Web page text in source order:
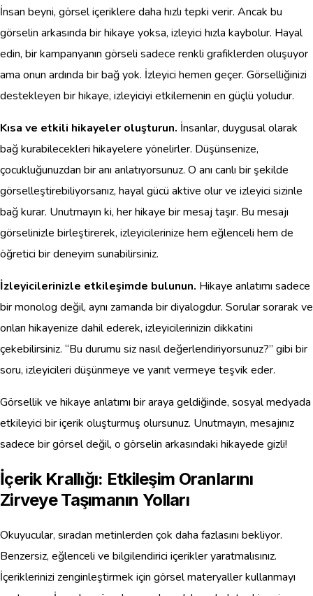
İnsan beyni, görsel içeriklere daha hızlı tepki verir. Ancak bu
görselin arkasında bir hikaye yoksa, izleyici hızla kaybolur. Hayal
edin, bir kampanyanın görseli sadece renkli grafiklerden oluşuyor
ama onun ardında bir bağ yok. İzleyici hemen geçer. Görselliğinizi
destekleyen bir hikaye, izleyiciyi etkilemenin en güçlü yoludur.
Kısa ve etkili hikayeler oluşturun. İnsanlar, duygusal olarak
bağ kurabilecekleri hikayelere yönelirler. Düşünsenize,
çocukluğunuzdan bir anı anlatıyorsunuz. O anı canlı bir şekilde
görselleştirebiliyorsanız, hayal gücü aktive olur ve izleyici sizinle
bağ kurar. Unutmayın ki, her hikaye bir mesaj taşır. Bu mesajı
görselinizle birleştirerek, izleyicilerinize hem eğlenceli hem de
öğretici bir deneyim sunabilirsiniz.
İzleyicilerinizle etkileşimde bulunun. Hikaye anlatımı sadece
bir monolog değil, aynı zamanda bir diyalogdur. Sorular sorarak ve
onları hikayenize dahil ederek, izleyicilerinizin dikkatini
çekebilirsiniz. “Bu durumu siz nasıl değerlendiriyorsunuz?” gibi bir
soru, izleyicileri düşünmeye ve yanıt vermeye teşvik eder.
Görsellik ve hikaye anlatımı bir araya geldiğinde, sosyal medyada
etkileyici bir içerik oluşturmuş olursunuz. Unutmayın, mesajınız
sadece bir görsel değil, o görselin arkasındaki hikayede gizli!
İçerik Krallığı: Etkileşim Oranlarını
Zirveye Taşımanın Yolları
Okuyucular, sıradan metinlerden çok daha fazlasını bekliyor.
Benzersiz, eğlenceli ve bilgilendirici içerikler yaratmalısınız.
İçeriklerinizi zenginleştirmek için görsel materyaller kullanmayı